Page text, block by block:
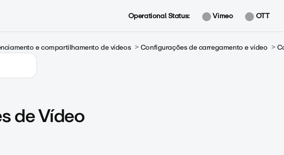
Operational Status: Vimeo OTT
e compartilhamento de vídeos Configurações de carregamento e vídeo
de Vídeo